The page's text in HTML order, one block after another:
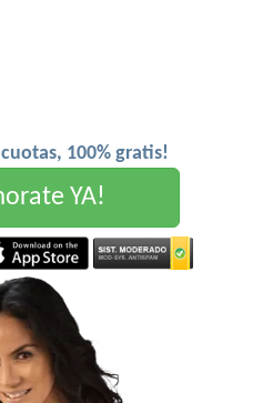
100% gratis!
YA!